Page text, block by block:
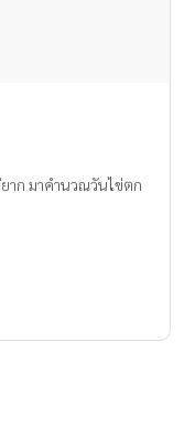
าก มาคำนวณวันไข่ตก